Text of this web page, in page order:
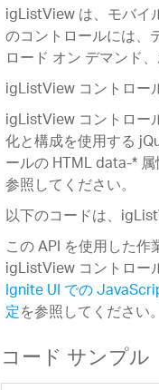
igListView は、モバイ
のコントロールには、
ロード オン デマンド
igListView コントロー
igListView コントロー
化と構成を使用する
ールの HTML data-*
参照してください。
以下のコードは、
この API を使用した
igListView コントロー
Ignite UI での
定を参照してください。
コード サンプル